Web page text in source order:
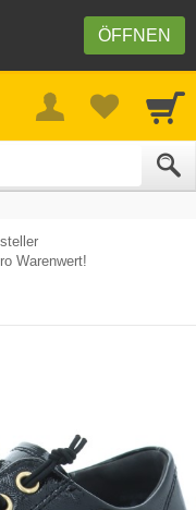
ÖFFNEN
Warenwert!